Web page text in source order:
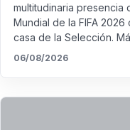
multitudinaria presencia
Mundial de la FIFA
casa de la Selección.
06/08/2026